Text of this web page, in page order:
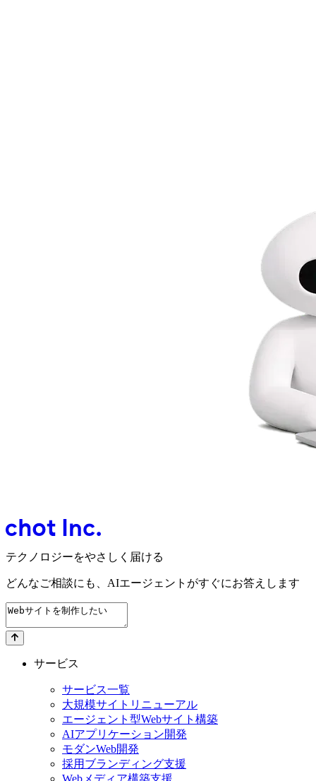
テクノロジーをやさしく届ける
どんなご相談にも、 AIエージェントがすぐにお答えします
サービス
サービス一覧
大規模サイトリニューアル
エージェント型Webサイト構築
AIアプリケーション開発
モダンWeb開発
採用ブランディング支援